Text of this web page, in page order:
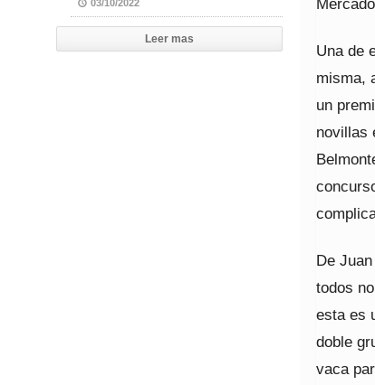
Una de
misma,
un
novillas
De
todos
esta es
doble
vaca
03/10/2022
Leer mas